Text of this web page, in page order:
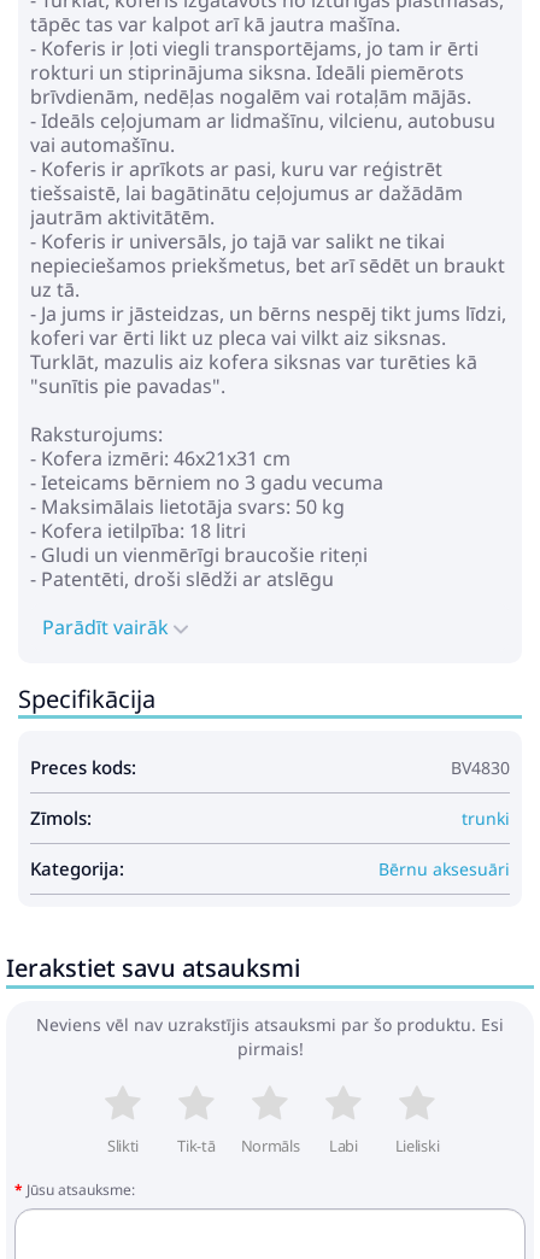
tāpēc tas var kalpot arī kā jautra mašīna.
- Koferis ir ļoti viegli transportējams, jo tam ir ērti
rokturi un stiprinājuma siksna. Ideāli piemērots
brīvdienām, nedēļas nogalēm vai rotaļām mājās.
- Ideāls ceļojumam ar lidmašīnu, vilcienu, autobusu
vai automašīnu.
- Koferis ir aprīkots ar pasi, kuru var reģistrēt
tiešsaistē, lai bagātinātu ceļojumus ar dažādām
jautrām aktivitātēm.
- Koferis ir universāls, jo tajā var salikt ne tikai
nepieciešamos priekšmetus, bet arī sēdēt un braukt
uz tā.
- Ja jums ir jāsteidzas, un bērns nespēj tikt jums līdzi,
koferi var ērti likt uz pleca vai vilkt aiz siksnas.
Turklāt, mazulis aiz kofera siksnas var turēties kā
"sunītis pie pavadas".
Raksturojums:
- Kofera izmēri: 46x21x31 cm
- Ieteicams bērniem no 3 gadu vecuma
- Maksimālais lietotāja svars: 50 kg
- Kofera ietilpība: 18 litri
- Gludi un vienmērīgi braucošie riteņi
- Patentēti, droši slēdži ar atslēgu
- Ragi - rokturi padarīs Trunki vieglāk kontrolējamu
- Iekšējā kabata speciāliem priekšmetiem
- Elastīga lente "Teddy Bear"
Parādīt vairāk
Specifikācija
Preces kods: BV4830
Zīmols: trunki
Kategorija: Bērnu aksesuāri
Ierakstiet savu atsauksmi
Neviens vēl nav uzrakstījis atsauksmi par šo produktu. Esi
pirmais!
Slikti Tik-tā Normāls Labi Lieliski
Jūsu atsauksme: